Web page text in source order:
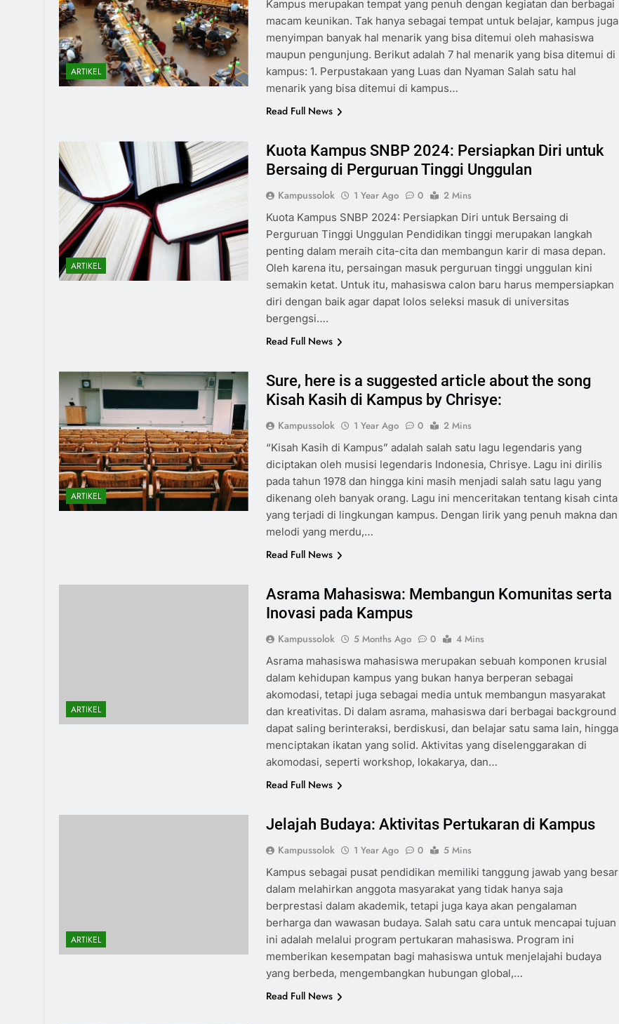
ARTIKEL
Kampus merupakan tempat yang penuh dengan kegiatan dan berbagai
macam keunikan. Tak hanya sebagai tempat untuk belajar, kampus juga
menyimpan banyak hal menarik yang bisa ditemui oleh mahasiswa
maupun pengunjung. Berikut adalah 7 hal menarik yang bisa ditemui di
kampus: 1. Perpustakaan yang Luas dan Nyaman Salah satu hal
menarik yang bisa ditemui di kampus…
Read Full News
ARTIKEL
Kuota Kampus SNBP 2024: Persiapkan Diri untuk
Bersaing di Perguruan Tinggi Unggulan
Kampussolok 1 Year Ago 0
2 Mins
Kuota Kampus SNBP 2024: Persiapkan Diri untuk Bersaing di
Perguruan Tinggi Unggulan Pendidikan tinggi merupakan langkah
penting dalam meraih cita-cita dan membangun karir di masa depan.
Oleh karena itu, persaingan masuk perguruan tinggi unggulan kini
semakin ketat. Untuk itu, mahasiswa calon baru harus mempersiapkan
diri dengan baik agar dapat lolos seleksi masuk di universitas
bergengsi….
Read Full News
ARTIKEL
Sure, here is a suggested article about the song
Kisah Kasih di Kampus by Chrisye:
Kampussolok 1 Year Ago 0
2 Mins
“Kisah Kasih di Kampus” adalah salah satu lagu legendaris yang
diciptakan oleh musisi legendaris Indonesia, Chrisye. Lagu ini dirilis
pada tahun 1978 dan hingga kini masih menjadi salah satu lagu yang
dikenang oleh banyak orang. Lagu ini menceritakan tentang kisah cinta
yang terjadi di lingkungan kampus. Dengan lirik yang penuh makna dan
melodi yang merdu,…
Read Full News
ARTIKEL
Asrama Mahasiswa: Membangun Komunitas serta
Inovasi pada Kampus
Kampussolok 5 Months Ago 0
4 Mins
Asrama mahasiswa mahasiswa merupakan sebuah komponen krusial
dalam kehidupan kampus yang bukan hanya berperan sebagai
akomodasi, tetapi juga sebagai media untuk membangun masyarakat
dan kreativitas. Di dalam asrama, mahasiswa dari berbagai background
dapat saling berinteraksi, berdiskusi, dan belajar satu sama lain, hingga
menciptakan ikatan yang solid. Aktivitas yang diselenggarakan di
akomodasi, seperti workshop, lokakarya, dan…
Read Full News
ARTIKEL
Jelajah Budaya: Aktivitas Pertukaran di Kampus
Kampussolok 1 Year Ago 0
5 Mins
Kampus sebagai pusat pendidikan memiliki tanggung jawab yang besar
dalam melahirkan anggota masyarakat yang tidak hanya saja
berprestasi dalam akademik, tetapi juga kaya akan pengalaman
berharga dan wawasan budaya. Salah satu cara untuk mencapai tujuan
ini adalah melalui program pertukaran mahasiswa. Program ini
memberikan kesempatan bagi mahasiswa untuk menjelajahi budaya
yang berbeda, mengembangkan hubungan global,…
Read Full News